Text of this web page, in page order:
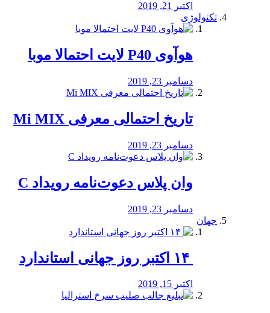
اکتبر 21, 2019
تکنولوژی
هوآوی P40 لایت احتمالا موبا
دسامبر 23, 2019
تاریخ احتمالی معرفی Mi MIX
دسامبر 23, 2019
وان پلاس دعوت‌نامه رویداد C
دسامبر 23, 2019
جهان
اکتبر 15, 2019